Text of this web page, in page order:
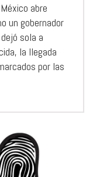
abre
un gobernador
sola a
la llegada
por las